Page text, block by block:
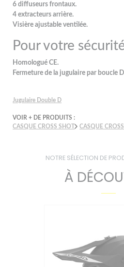
6 diffuseurs frontaux.
4 extracteurs arrière.
Visière ajustable ventilée.
Pour votre
Homologué CE.
Fermeture de la jugulaire par boucle
Jugulaire Double D
VOIR + DE PRODUITS :
CASQUE CROSS SHOT
CASQUE
NOTRE SÉLECTION DE
À